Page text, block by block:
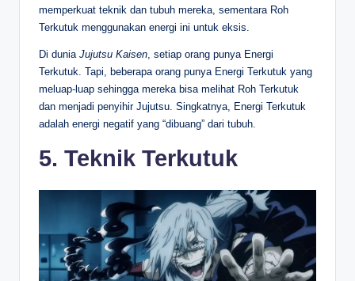
memperkuat teknik dan tubuh mereka, sementara Roh
Terkutuk menggunakan energi ini untuk eksis.
Di duniaJujutsu Kaisen, setiap orang punya Energi
Terkutuk. Tapi, beberapa orang punya Energi Terkutuk yang
meluap-luap sehingga mereka bisa melihat Roh Terkutuk
dan menjadi penyihir Jujutsu. Singkatnya, Energi Terkutuk
adalah energi negatif yang “dibuang” dari tubuh.
5. Teknik Terkutuk